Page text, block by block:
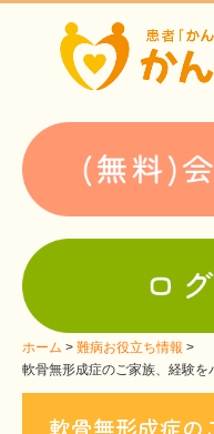
ホーム
患者会・支援団体紹介
疾患別検索
疾患分類検索
支援中ホームページ一例
ホーム
難病お役立ち情報
軟骨無形成症のご家族、経験